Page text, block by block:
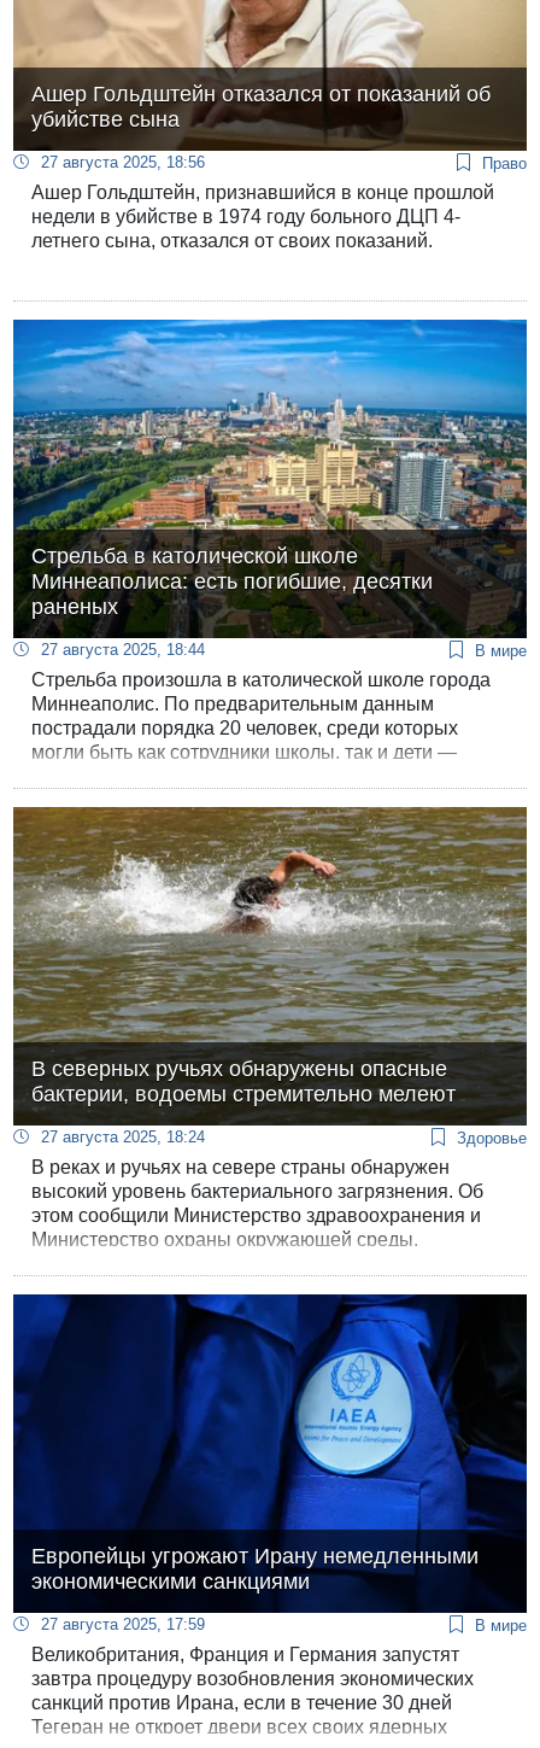
Ашер Гольдштейн отказался от показаний об
убийстве сына
27 августа 2025, 18:56 Право
Ашер Гольдштейн, признавшийся в конце прошлой
недели в убийстве в 1974 году больного ДЦП 4-
летнего сына, отказался от своих показаний.
Стрельба в католической школе
Миннеаполиса: есть погибшие, десятки
раненых
27 августа 2025, 18:44 В мире
Стрельба произошла в католической школе города
Миннеаполис. По предварительным данным
пострадали порядка 20 человек, среди которых
могли быть как сотрудники школы, так и дети —
В северных ручьях обнаружены опасные
бактерии, водоемы стремительно мелеют
27 августа 2025, 18:24 Здоровье
В реках и ручьях на севере страны обнаружен
высокий уровень бактериального загрязнения. Об
этом сообщили Министерство здравоохранения и
Министерство охраны окружающей среды.
власти.
Европейцы угрожают Ирану немедленными
экономическими санкциями
27 августа 2025, 17:59 В мире
Великобритания, Франция и Германия запустят
завтра процедуру возобновления экономических
санкций против Ирана, если в течение 30 дней
Тегеран не откроет двери всех своих ядерных